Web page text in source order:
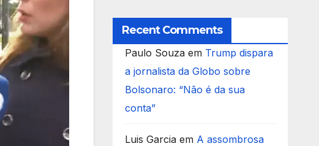
Recent Comments
Paulo Souzaem Trump dispara
a jornalista da Globo sobre
Bolsonaro: “Não é da sua
conta”
Luis Garciaem A assombrosa